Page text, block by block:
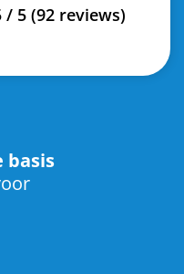
/ 5 (92 reviews)
basis